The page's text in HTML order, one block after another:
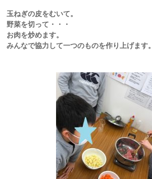
玉ねぎの皮をむいて。
野菜を切って・・・
お肉を炒めます。
みんなで協力して一つのものを作り上げます。